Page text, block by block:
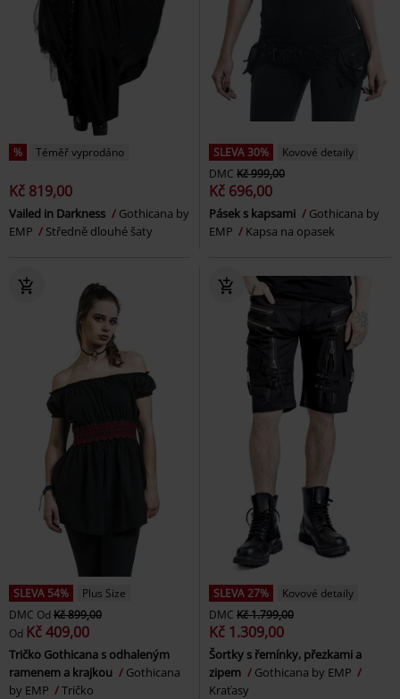
% Téměř vyprodáno
Kč 819,00
Vailed in Darkness
Gothicana by
EMP
Středně dlouhé šaty
SLEVA 30%
Kovové detaily
DMC Kč 999,00
Kč 696,00
Pásek s kapsami
Gothicana by
EMP
Kapsa na opasek
SLEVA 54%
Plus Size
DMC Od Kč 899,00
Od Kč 409,00
Tričko Gothicana s odhaleným
ramenem a krajkou
Gothicana
by EMP
Tričko
SLEVA 27%
Kovové detaily
DMC Kč 1.799,00
Kč 1.309,00
Šortky s řemínky, přezkami a
zipem
Gothicana by EMP
Kraťasy